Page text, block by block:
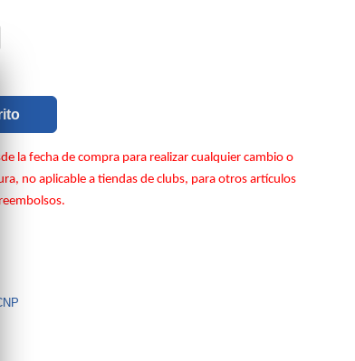
la fecha de compra para realizar cualquier cambio o
no aplicable a tiendas de clubs, para otros artículos